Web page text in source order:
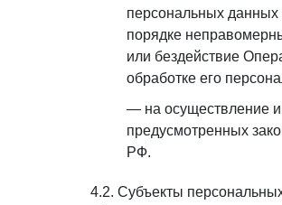
персональных данных
порядке
или бездействие
обработке его
на осуществление
предусмотренных
РФ.
Субъекты